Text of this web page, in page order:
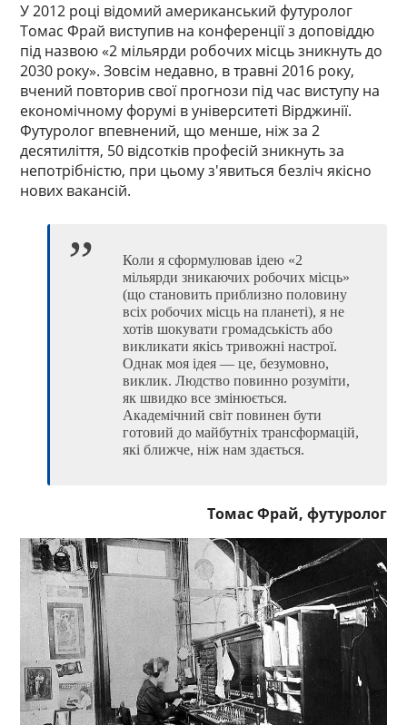
У 2012 році відомий американський футуролог
Томас Фрай виступив на конференції з доповіддю
під назвою «2 мільярди робочих місць зникнуть до
2030 року». Зовсім недавно, в травні 2016 року,
вчений повторив свої прогнози під час виступу на
економічному форумі в університеті Вірджинії.
Футуролог впевнений, що менше, ніж за 2
десятиліття, 50 відсотків професій зникнуть за
непотрібністю, при цьому з'явиться безліч якісно
нових вакансій.
Коли я сформулював ідею «2
мільярди зникаючих робочих місць»
(що становить приблизно половину
всіх робочих місць на планеті), я не
хотів шокувати громадськість або
викликати якісь тривожні настрої.
Однак моя ідея — це, безумовно,
виклик. Людство повинно розуміти,
як швидко все змінюється.
Академічний світ повинен бути
готовий до майбутніх трансформацій,
які ближче, ніж нам здається.
Томас Фрай, футуролог